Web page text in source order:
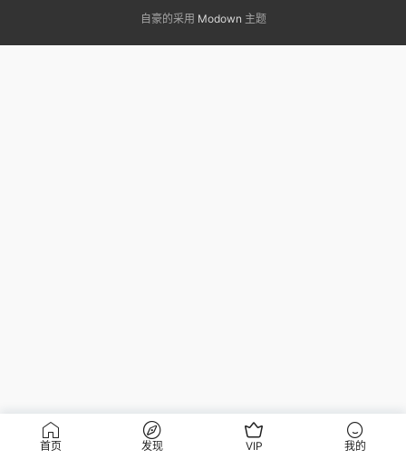
自豪的采用 Modown 主题
首页 发现 VIP 我的